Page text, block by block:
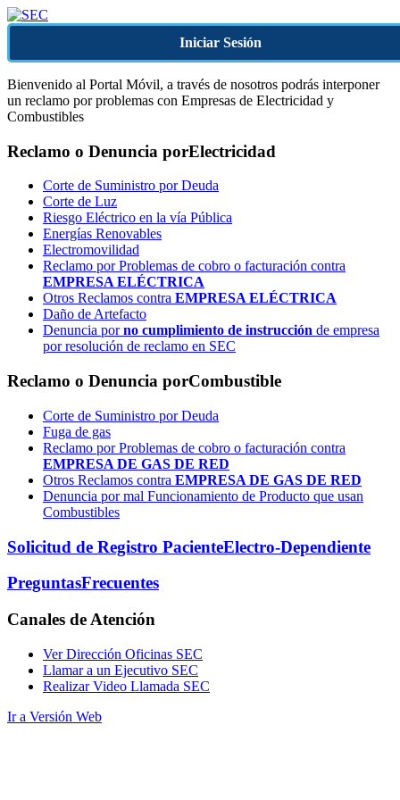
Iniciar Sesión
Bienvenido al Portal Móvil, a través de nosotros podrás interponer
un reclamo por problemas con Empresas de Electricidad y
Combustibles
Reclamo o Denuncia porElectricidad
Corte de Suministro por Deuda
Corte de Luz
Riesgo Eléctrico en la vía Pública
Energías Renovables
Electromovilidad
Reclamo por Problemas de cobro o facturación contra
EMPRESA ELÉCTRICA
Otros Reclamos contra EMPRESA ELÉCTRICA
Daño de Artefacto
Denuncia porno cumplimiento de instrucción de empresa
por resolución de reclamo en SEC
Reclamo o Denuncia porCombustible
Corte de Suministro por Deuda
Fuga de gas
Reclamo por Problemas de cobro o facturación contra
EMPRESA DE GAS DE RED
Otros Reclamos contra EMPRESA DE GAS DE RED
Denuncia por mal Funcionamiento de Producto que usan
Combustibles
Solicitud de Registro PacienteElectro-Dependiente
PreguntasFrecuentes
Canales de Atención
Ver Dirección Oficinas SEC
Llamar a un Ejecutivo SEC
Realizar Video Llamada SEC
Ir a Versión Web